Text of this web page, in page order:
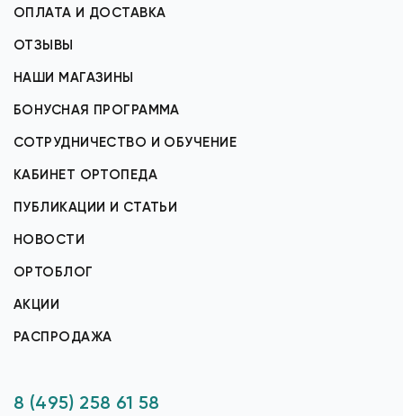
ОПЛАТА И ДОСТАВКА
ОТЗЫВЫ
НАШИ МАГАЗИНЫ
БОНУСНАЯ ПРОГРАММА
СОТРУДНИЧЕСТВО И ОБУЧЕНИЕ
КАБИНЕТ ОРТОПЕДА
ПУБЛИКАЦИИ И СТАТЬИ
НОВОСТИ
ОРТОБЛОГ
АКЦИИ
РАСПРОДАЖА
8 (495) 258 61 58